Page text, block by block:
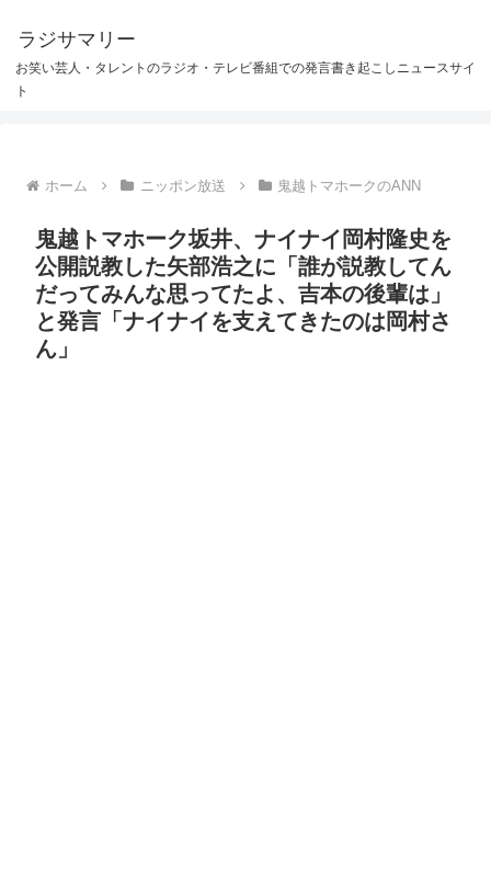
ラジサマリー
お笑い芸人・タレントのラジオ・テレビ番組での発言書き起こしニュースサイ
ト
ホーム ニッポン放送 鬼越トマホークのANN
鬼越トマホーク坂井、ナイナイ岡村隆史を
公開説教した矢部浩之に「誰が説教してん
だってみんな思ってたよ、吉本の後輩は」
と発言「ナイナイを支えてきたのは岡村さ
ん」